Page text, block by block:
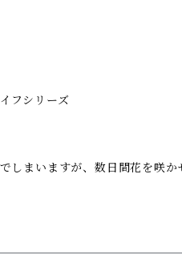
フシリーズ
しまいますが、数日間花を咲か